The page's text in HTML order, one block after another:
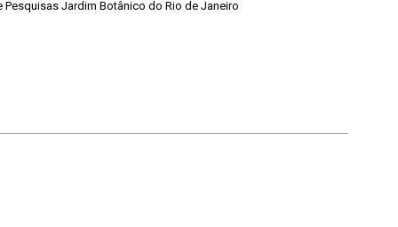
Jardim Botânico do Rio de Janeiro